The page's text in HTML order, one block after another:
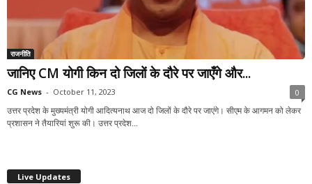
राजनीति
जानिए CM योगी किन दो जिलों के दौरे पर जाएँगे और...
CG News - October 11, 2023 0
उत्तर प्रदेश के मुख्यमंत्री योगी आदित्यनाथ आज दो जिलों के दौरे पर जाएंगे। सीएम के आगमन को लेकर
प्रशासन ने तैयारियां शुरू की। उत्तर प्रदेश...
Live Updates